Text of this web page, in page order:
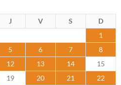
J V S
D
1
5 6 7
8
12 13 14
15
19 20 21
22